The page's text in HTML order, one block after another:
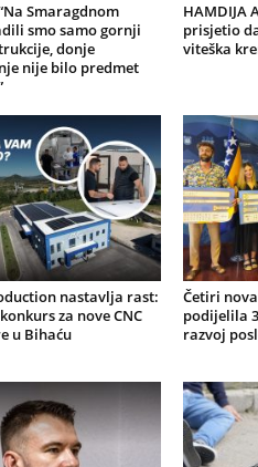
Smaragdnom
smo samo gornji
donje
nije bilo predmet
HAMDIJA
prisjetio
viteška
nastavlja rast:
za nove CNC
u Bihaću
Četiri
podijelila
razvoj